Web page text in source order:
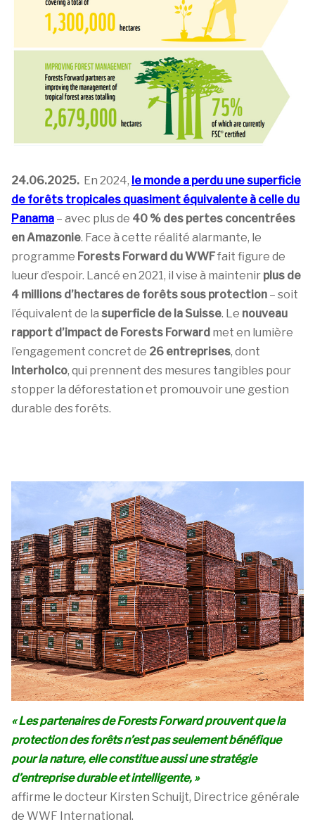
24.06.2025. En 2024, le monde a perdu une superficie
de forêts tropicales quasiment équivalente à celle du
Panama – avec plus de 40 % des pertes concentrées
en Amazonie. Face à cette réalité alarmante, le
programme Forests Forward du WWFfait figure de
lueur d’espoir. Lancé en 2021, il vise à maintenir plus de
4 millions d’hectares de forêts sous protection – soit
l’équivalent de la superficie de la Suisse. Le nouveau
rapport d’impact de Forests Forward met en lumière
l’engagement concret de 26 entreprises, dont
Interholco, qui prennent des mesures tangibles pour
stopper la déforestation et promouvoir une gestion
durable des forêts.
« Les partenaires de Forests Forward prouvent que la
protection des forêts n’est pas seulement bénéfique
pour la nature, elle constitue aussi une stratégie
d’entreprise durable et intelligente, »
affirme le docteur Kirsten Schuijt, Directrice générale
de WWF International.